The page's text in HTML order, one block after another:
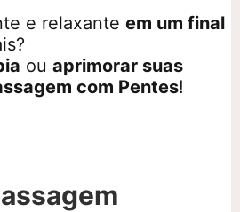
e relaxante em um final
ou aprimorar suas
com Pentes!